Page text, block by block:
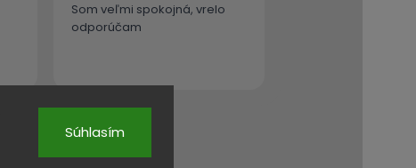
Súhlasím
Som veľmi spokojná, vrelo
odporúčam